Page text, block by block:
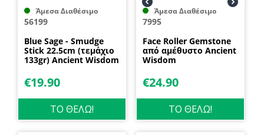
Άμεσα Διαθέσιμο
56199
Blue Sage - Smudge
Stick 22.5cm (τεμάχιο
133gr) Ancient Wisdom
€19.90
ΤΟ ΘΕΛΩ!
Άμεσα Διαθέσιμο
7995
Face Roller Gemstone
από αμέθυστο Ancient
Wisdom
€24.90
ΤΟ ΘΕΛΩ!